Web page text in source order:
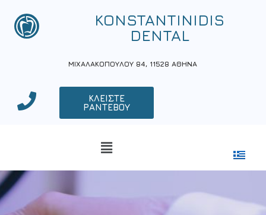
KONSTANTINIDIS
DENTAL
ΜΙΧΑΛΑΚΟΠΟΥΛΟΥ 84, 11528 ΑΘΗΝΑ
ΚΛΕΙΣΤΕ
ΡΑΝΤΕΒΟΥ